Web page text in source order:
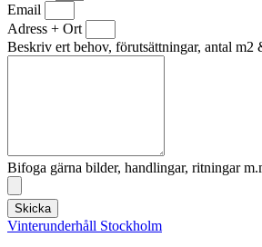
Email
Adress + Ort
Beskriv ert behov, förutsättningar, antal m2
Bifoga gärna bilder, handlingar, ritningar
Skicka
Vinterunderhåll Stockholm